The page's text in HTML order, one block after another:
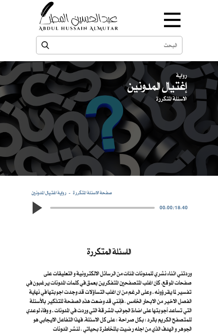
رواية
إغتيال المدونين
الاسئلة المتكررة
رواية اغتيال المدونين
صفحة الاسئلة المتكررة
00:00/18:40
الاسئلة المتكررة
وردتني اثناء نشري للمدونات المئات من الرسائل الالكترونية و التعليقات على
صفحات الموقع. كان اغلب المتصفحين المتفكرين بعمق في كلمات المدونات يرغبون في
تفسير لما يقرؤونه . وعلى الرغم من ان اغلب التساؤلات قد وجدت اجوبتها في نهاية
الفصل الاخير من الابحار الخامس ، فإنني قد وضعت هذه الصفحة للتذكير بالأسئلة
التي تساعد أجوبتها على اضاءة الجوانب المشرقة التي وردت في المدونات . و وفاءً لوعدي
للمتصفح الكريم بالرد ؛ بكل صراحة ؛ على كل الاسئلة. فهذا التفاعل الايجابي هو
الجوهر و الهدف الذي من اجله رضيت بالمخاطرة بحياتي ، لنشر المدونات